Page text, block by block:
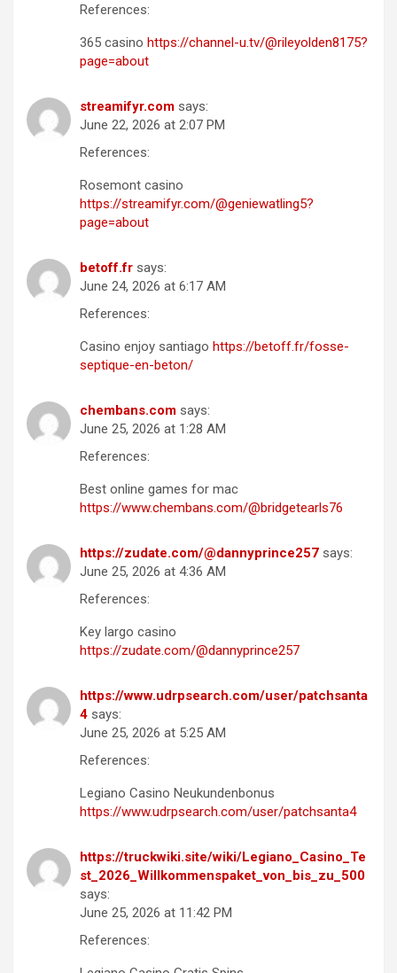
References:
365 casino https://channel-u.tv/@rileyolden8175?
page=about
streamifyr.com says:
June 22, 2026 at 2:07 PM
References:
Rosemont casino
https://streamifyr.com/@geniewatling5?
page=about
betoff.fr says:
June 24, 2026 at 6:17 AM
References:
Casino enjoy santiago https://betoff.fr/fosse-
septique-en-beton/
chembans.com says:
June 25, 2026 at 1:28 AM
References:
Best online games for mac
https://www.chembans.com/@bridgetearls76
https://zudate.com/@dannyprince257 says:
June 25, 2026 at 4:36 AM
References:
Key largo casino
https://zudate.com/@dannyprince257
https://www.udrpsearch.com/user/patchsanta
4 says:
June 25, 2026 at 5:25 AM
References:
Legiano Casino Neukundenbonus
https://www.udrpsearch.com/user/patchsanta4
https://truckwiki.site/wiki/Legiano_Casino_Te
st_2026_Willkommenspaket_von_bis_zu_500
says:
June 25, 2026 at 11:42 PM
References: